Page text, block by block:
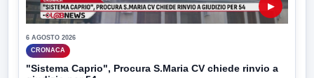
▶
6 AGOSTO 2026
CRONACA
"Sistema Caprio", Procura S.Maria CV chiede rinvio a